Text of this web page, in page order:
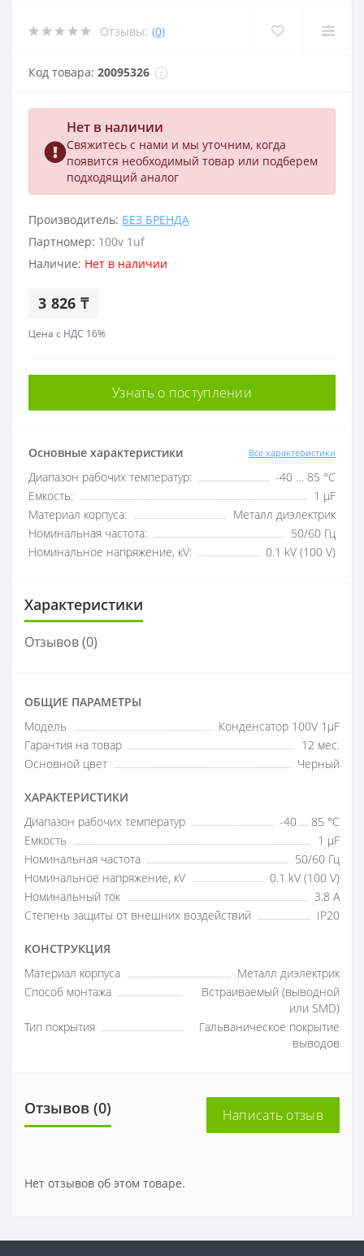
Отзывы: (0)
Код товара: 20095326
Нет в наличии
Свяжитесь с нами и мы уточним, когда
появится необходимый товар или подберем
подходящий аналог
Производитель: БЕЗ БРЕНДА
Партномер: 100v 1uf
Наличие: Нет в наличии
3 826 ₸
Цена с НДС 16%
Узнать о поступлении
Основные характеристики Все характеристики
Диапазон рабочих температур:
-40 … 85 °C
Емкость:
1 µF
Материал корпуса:
Металл диэлектрик
Номинальная частота:
50/60 Гц
Номинальное напряжение, кV:
0.1 kV (100 V)
Характеристики
Отзывов (0)
ОБЩИЕ ПАРАМЕТРЫ
Модель
Конденсатор 100V 1µF
Гарантия на товар
12 мес.
Основной цвет
Черный
ХАРАКТЕРИСТИКИ
Диапазон рабочих температур
-40 … 85 °C
Емкость
1 µF
Номинальная частота
50/60 Гц
Номинальное напряжение, кV
0.1 kV (100 V)
Номинальный ток
3.8 А
Степень защиты от внешних воздействий
IP20
КОНСТРУКЦИЯ
Материал корпуса
Металл диэлектрик
Способ монтажа
Встраиваемый (выводной
или SMD)
Тип покрытия
Гальваническое покрытие
выводов
Отзывов (0) Написать отзыв
Нет отзывов об этом товаре.